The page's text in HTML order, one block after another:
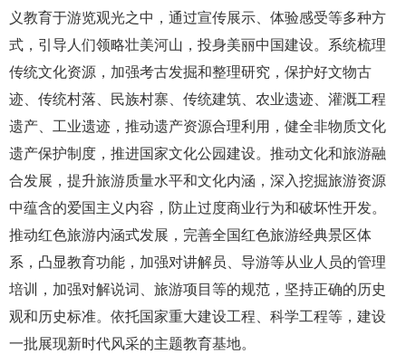
义教育于游览观光之中，通过宣传展示、体验感受等多种方
式，引导人们领略壮美河山，投身美丽中国建设。系统梳理
传统文化资源，加强考古发掘和整理研究，保护好文物古
迹、传统村落、民族村寨、传统建筑、农业遗迹、灌溉工程
遗产、工业遗迹，推动遗产资源合理利用，健全非物质文化
遗产保护制度，推进国家文化公园建设。推动文化和旅游融
合发展，提升旅游质量水平和文化内涵，深入挖掘旅游资源
中蕴含的爱国主义内容，防止过度商业行为和破坏性开发。
推动红色旅游内涵式发展，完善全国红色旅游经典景区体
系，凸显教育功能，加强对讲解员、导游等从业人员的管理
培训，加强对解说词、旅游项目等的规范，坚持正确的历史
观和历史标准。依托国家重大建设工程、科学工程等，建设
一批展现新时代风采的主题教育基地。